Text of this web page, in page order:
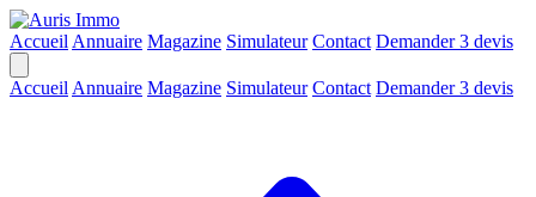
Accueil Annuaire Magazine Simulateur Contact Demander 3 devis
Accueil Annuaire Magazine Simulateur Contact Demander 3 devis